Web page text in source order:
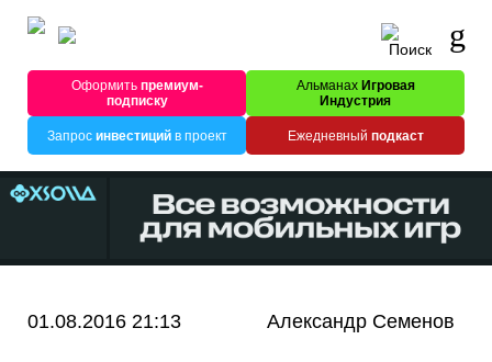
Оформитьпремиум-
подписку
Альманах Игровая
Индустрия
Запрос инвестицийв проект Ежедневный подкаст
01.08.2016 21:13 Александр Семенов